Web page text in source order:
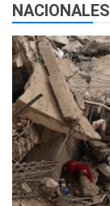
NACIONALES